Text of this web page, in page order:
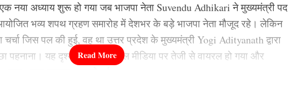
एक नया अध्याय शुरू हो गया जब भाजपा नेता Suvendu Adhikari ने मुख्यमंत्री पद
भव्य शपथ ग्रहण समारोह में देशभर के बड़े भाजपा नेता मौजूद रहे। लेकिन
चर्चा जिस पल की हुई, वह था उत्तर प्रदेश के मुख्यमंत्री Yogi Adityanath द्वारा
पहनाना। यह दृश्य देखते ही सोशल मीडिया पर तेजी से वायरल हो गया और